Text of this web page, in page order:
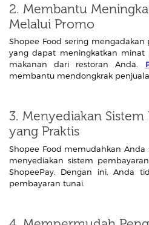
2. Membantu
Melalui Promo
Shopee Food sering
yang dapat meningkatkan minat
makanan dari restoran Anda.
membantu mendongkrak
3. Menyediakan
yang Praktis
Shopee Food memudahkan
menyediakan sistem
ShopeePay. Dengan ini, Anda
pembayaran tunai.